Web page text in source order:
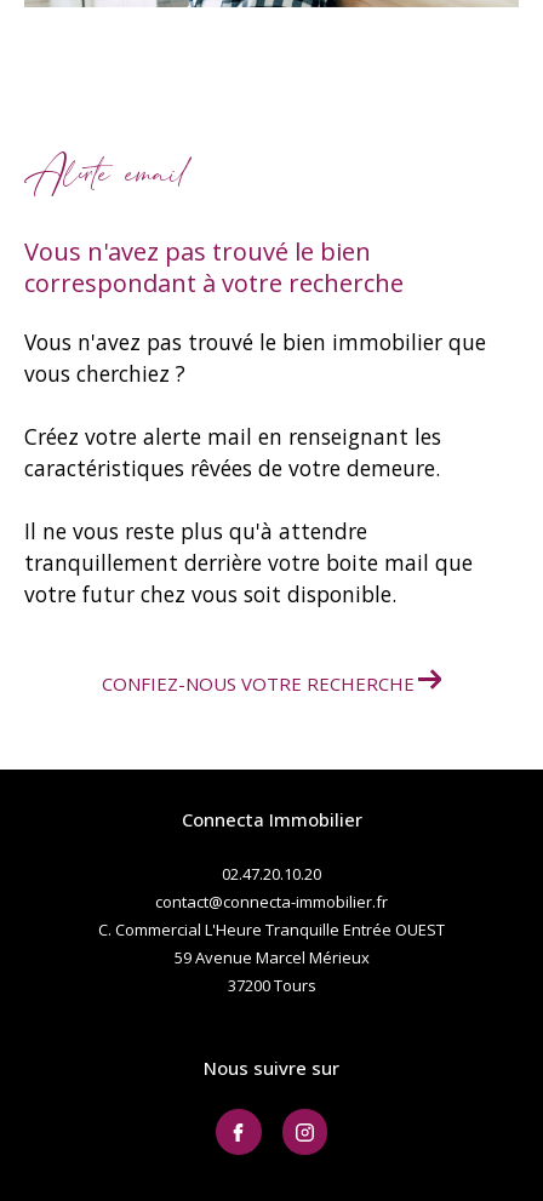
Alerte email
Vous n'avez pas trouvé le bien
correspondant à votre recherche
Vous n'avez pas trouvé le bien immobilier que
vous cherchiez ?
Créez votre alerte mail en renseignant les
caractéristiques rêvées de votre demeure.
Il ne vous reste plus qu'à attendre
tranquillement derrière votre boite mail que
votre futur chez vous soit disponible.
CONFIEZ-NOUS VOTRE RECHERCHE
Connecta Immobilier
02.47.20.10.20
contact@connecta-immobilier.fr
C. Commercial L'Heure Tranquille Entrée OUEST
59 Avenue Marcel Mérieux
37200 tours
Nous suivre sur